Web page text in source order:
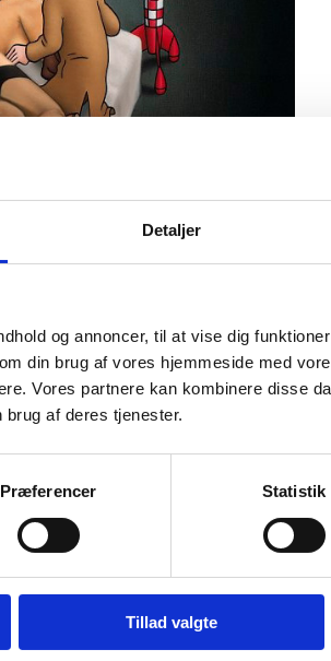
Detaljer
og annoncer, til at vise dig
din brug af vores hjemmeside med
Vores partnere kan kombinere disse
af deres tjenester.
Præferencer Statistik
Tillad valgte